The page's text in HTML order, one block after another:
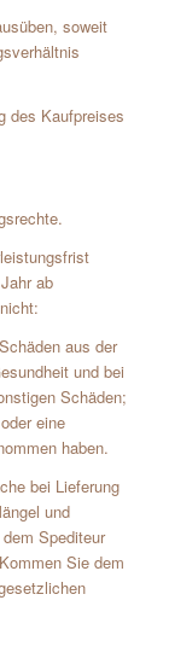
soweit
des Kaufpreises
ab
aus der
und bei
Schäden;
eine
haben.
bei Lieferung
und
Spediteur
Sie dem